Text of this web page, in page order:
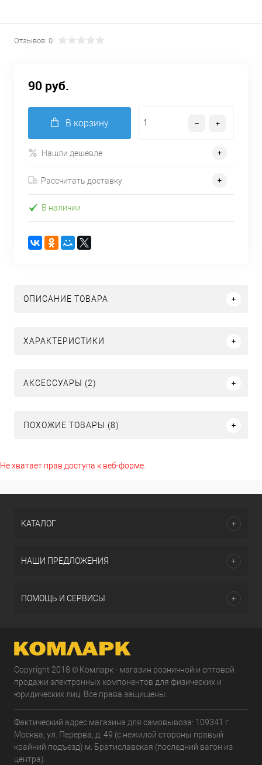
Отзывов: 0
90 руб.
В корзину
Нашли дешевле
Рассчитать доставку
В наличии
ОПИСАНИЕ ТОВАРА
ХАРАКТЕРИСТИКИ
АКСЕССУАРЫ (2)
ПОХОЖИЕ ТОВАРЫ (8)
Не хватает прав доступа к веб-форме.
КАТАЛОГ
НАШИ ПРЕДЛОЖЕНИЯ
ПОМОЩЬ И СЕРВИСЫ
Copyright 2018 © Комларк - магазин розничной и оптовой
продажи электронных компонентов для физических и
юридических лиц. Все права защищены.
Фактический адрес магазина для самовывоза: 109341 г.
Москва, ул. Перерва, д. 49 (с нежилой стороны правый
крайний подъезд) м. Братиславская (последний вагон из
центра).